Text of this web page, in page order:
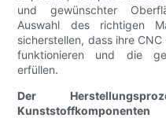
und gewünschter
Auswahl des richtigen
sicherstellen, dass ihre
funktionieren und die
erfüllen.
Der
Kunststoffkomponenten